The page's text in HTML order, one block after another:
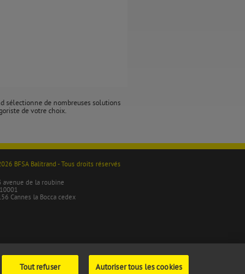
sélectionne de nombreuses solutions
de votre choix.
BFSA Balitrand - Tous droits réservés
avenue de la roubine
Cannes la Bocca cedex
Tout refuser Autoriser tous les cookies